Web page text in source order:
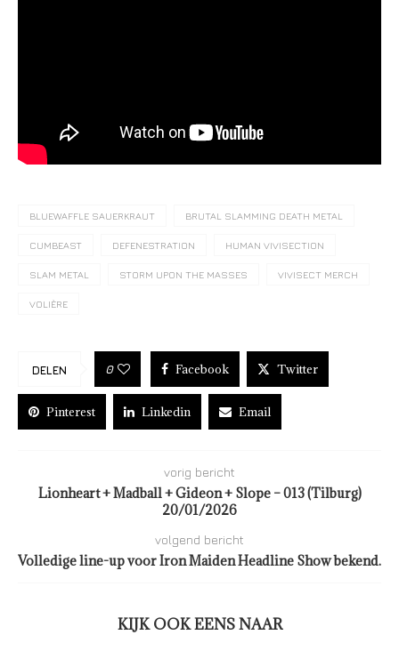
BLUEWAFFLE SAUERKRAUT BRUTAL SLAMMING DEATH METAL
CUMBEAST DEFENESTRATION HUMAN VIVISECTION
SLAM METAL STORM UPON THE MASSES VIVISECT MERCH
VOLIÈRE
DELEN 0 Facebook Twitter
Pinterest Linkedin Email
vorig bericht
Lionheart + Madball + Gideon + Slope – 013 (Tilburg)
20/01/2026
volgend bericht
Volledige line-up voor Iron Maiden Headline Show bekend.
KIJK OOK EENS NAAR